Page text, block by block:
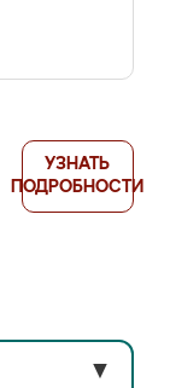
УЗНАТЬ
ПОДРОБНОСТИ
▼